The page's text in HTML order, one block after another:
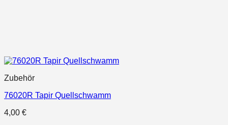
Zubehör
76020R Tapir Quellschwamm
4,00 €